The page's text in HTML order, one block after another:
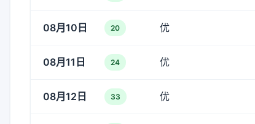
08月10日 20 优
08月11日 24 优
08月12日 33 优